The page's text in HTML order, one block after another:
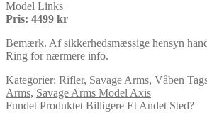
Model Links
Pris: 4499 kr
Bemærk. Af sikkerhedsmæssige hensyn
Ring for nærmere info.
Kategorier: Rifler, Savage Arms, Våben
Arms, Savage Arms Model Axis
Fundet Produktet Billigere Et Andet Sted?